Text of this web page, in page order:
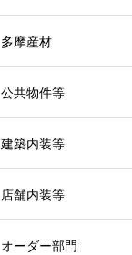
多摩産材
公共物件等
建築内装等
店舗内装等
オーダー部門